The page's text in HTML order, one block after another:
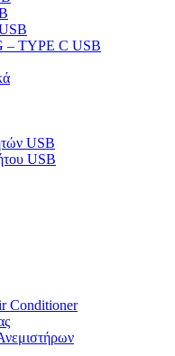
TYPE C USB
USB
USB
Conditioner